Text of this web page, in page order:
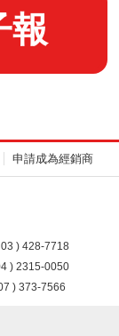
報
申請成為經銷商
) 428-7718
) 2315-0050
) 373-7566